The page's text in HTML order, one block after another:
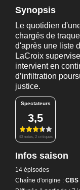
Synopsis
Le quotidien
chargés de
d'après une liste
LaCroix
intervient en
d’infiltration
justice.
Spectateurs
3,5
40 notes, 2 critiques
Infos saison
14 épisodes
Chaîne d'origine : CBS